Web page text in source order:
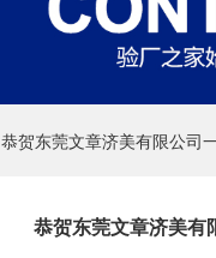
恭贺东莞文章济美有限公司
恭贺东莞文章济美有